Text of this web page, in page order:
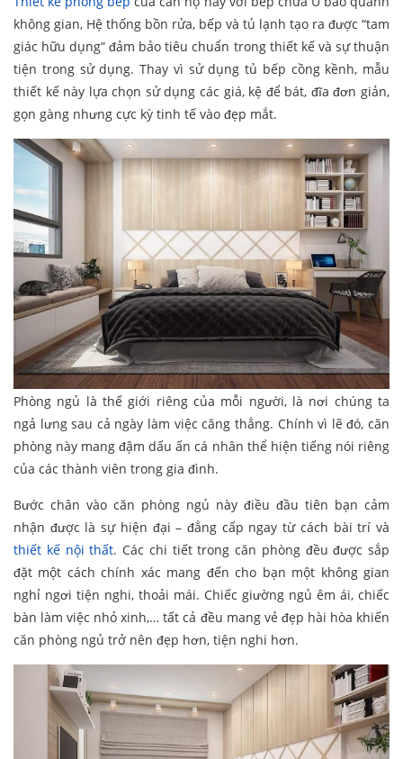
không gian, Hệ thống bồn rửa, bếp và tủ lạnh tạo ra được “tam
giác hữu dụng” đảm bảo tiêu chuẩn trong thiết kế và sự thuận
tiện trong sử dụng. Thay vì sử dụng tủ bếp cồng kềnh, mẫu
thiết kế này lựa chọn sử dụng các giá, kệ để bát, đĩa đơn giản,
gọn gàng nhưng cực kỳ tinh tế vào đẹp mắt.
Phòng ngủ là thế giới riêng của mỗi người, là nơi chúng ta
ngả lưng sau cả ngày làm việc căng thẳng. Chính vì lẽ đó, căn
phòng này mang đậm dấu ấn cá nhân thể hiện tiếng nói riêng
của các thành viên trong gia đình.
Bước chân vào căn phòng ngủ này điều đầu tiên bạn cảm
nhận được là sự hiện đại – đẳng cấp ngay từ cách bài trí và
thiết kế nội thất. Các chi tiết trong căn phòng đều được sắp
đặt một cách chính xác mang đến cho bạn một không gian
nghỉ ngơi tiện nghi, thoải mái. Chiếc giường ngủ êm ái, chiếc
bàn làm việc nhỏ xinh,… tất cả đều mang vẻ đẹp hài hòa khiến
căn phòng ngủ trở nên đẹp hơn, tiện nghi hơn.